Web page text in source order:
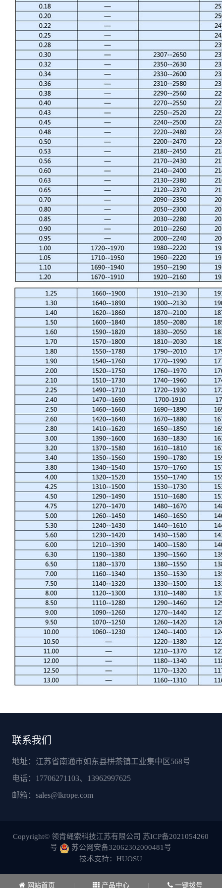
联系我们
地址：江苏省南通市如东县栟茶镇工业集中区568号
电话：17706271103、13962997625
邮箱： sales@lkrope.com
Copyright© 领肯绳索科技江苏有限公司 苏ICP备2021054260
号
苏公网安备32062302000481号
技术支持：HUOSU
网站首页 产品中心 一键拨号